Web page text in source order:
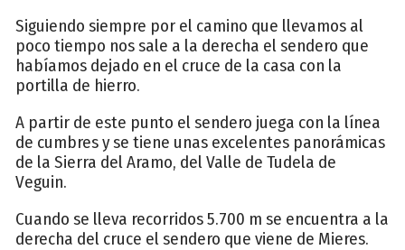
Siguiendo siempre por el camino que llevamos al
poco tiempo nos sale a la derecha el sendero que
habíamos dejado en el cruce de la casa con la
portilla de hierro.
A partir de este punto el sendero juega con la línea
de cumbres y se tiene unas excelentes panorámicas
de la Sierra del Aramo, del Valle de Tudela de
Veguin.
Cuando se lleva recorridos 5.700 m se encuentra a la
derecha del cruce el sendero que viene de Mieres.